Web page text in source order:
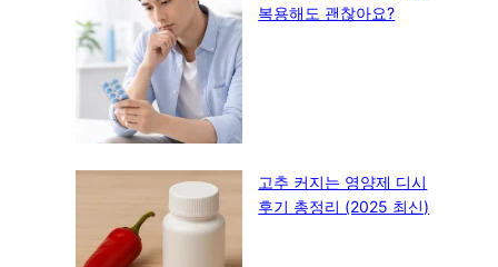
복용해도 괜찮아요?
고추 커지는 영양제 디시
후기 총정리 (2025 최신)